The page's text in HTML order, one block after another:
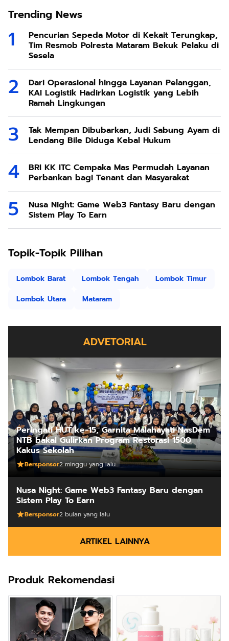
Trending News
Pencurian Sepeda Motor di Kekait Terungkap,
Tim Resmob Polresta Mataram Bekuk Pelaku di
Sesela
Dari Operasional hingga Layanan Pelanggan,
KAI Logistik Hadirkan Logistik yang Lebih
Ramah Lingkungan
Tak Mempan Dibubarkan, Judi Sabung Ayam di
Lendang Bile Diduga Kebal Hukum
BRI KK ITC Cempaka Mas Permudah Layanan
Perbankan bagi Tenant dan Masyarakat
Nusa Night: Game Web3 Fantasy Baru dengan
Sistem Play To Earn
Topik-Topik Pilihan
Lombok Barat Lombok Tengah
Lombok Timur
Lombok Utara
Mataram
ADVETORIAL
Peringati HUT ke-15, Garnita Malahayati NasDem
NTB bakal Gulirkan Program Restorasi 1500
Kakus Sekolah
Bersponsor2 minggu yang lalu
Nusa Night: Game Web3 Fantasy Baru dengan
Sistem Play To Earn
Bersponsor2 bulan yang lalu
ARTIKEL LAINNYA
Produk Rekomendasi